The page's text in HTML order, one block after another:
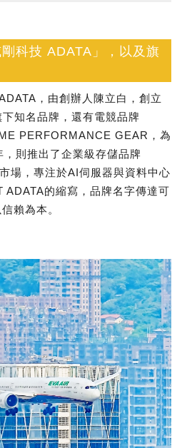
科技 ADATA」，以及旗
，由創辦人陳立白，創立
知名品牌，還有電競品牌
PERFORMANCE GEAR，為
則推出了企業級存儲品牌
場，專注於AI伺服器與資料中心
ADATA的縮寫，品牌名字傳達可
賴為本。